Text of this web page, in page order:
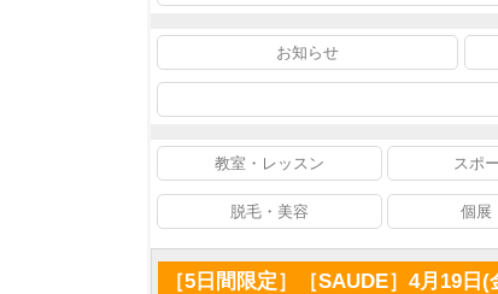
お知らせ
教室・レッスン
スポ
脱毛・美容 個展
［5日間限定］［SAUDE］4月19